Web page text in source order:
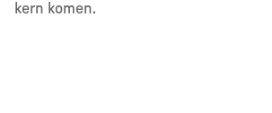
kern komen.